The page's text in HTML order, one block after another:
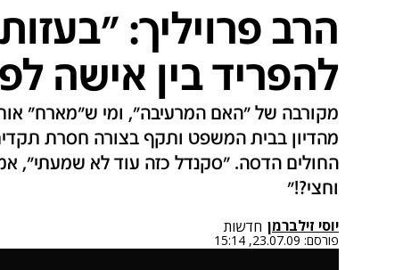
הרב פרויליך:
להפריד בין אישה
מקורבה של "האם המרעיבה", ומי ש"מארח"
מהדיון בבית המשפט ותקף בצורה חסרת
החולים הדסה. "סקנדל כזה עוד לא שמעתי",
וחצי?!"
יוסי זילברמן חדשות
פורסם: 23.07.09, 15:14